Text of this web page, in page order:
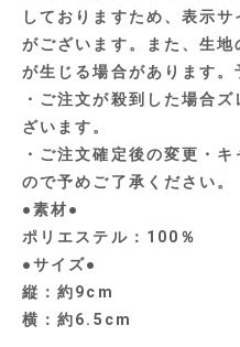
しておりますため、表示
がございます。また、生
が生じる場合があります。
・ご注文が殺到した場合
ざいます。
・ご注文確定後の変更・
ので予めご了承ください。
●素材●
ポリエステル：100％
●サイズ●
縦：約9cm
横：約6.5cm